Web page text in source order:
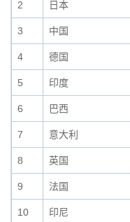
2 日本
3 中国
4 德国
5 印度
6 巴西
7 意大利
8 英国
9 法国
10 印尼